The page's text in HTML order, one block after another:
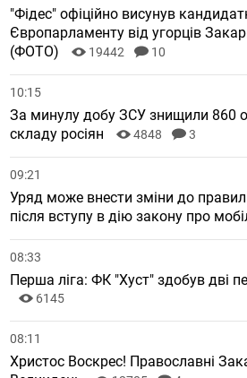
"Фідес" офіційно висунув
Європарламенту від угорців
(ФОТО)
19442 10
10:15
За минулу добу ЗСУ знищили 860
складу росіян
4848 3
09:21
Уряд може внести зміни до
після вступу в дію закону про
08:33
Перша ліга: ФК "Хуст" здобув дві
6145
08:11
Христос Воскрес! Православні